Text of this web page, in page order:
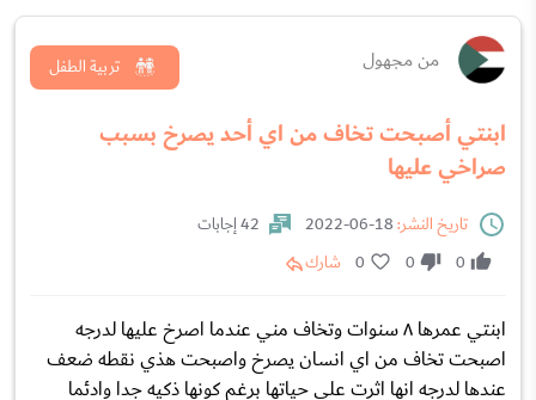
من مجهول
ابنتي أصبحت تخاف من اي أحد يصرخ بسبب
صراخي عليها
تربية الطفل
تاريخ النشر:
42 إجابات
0
0
0 شارك
ابنتي عمرها ٨ سنوات وتخاف مني عندما اصرخ عليها لدرجه
اصبحت تخاف من اي انسان يصرخ واصبحت هذي نقطه ضعف
عندها لدرجه انها اثرت علي حياتها برغم كونها ذكيه جدا وادئما